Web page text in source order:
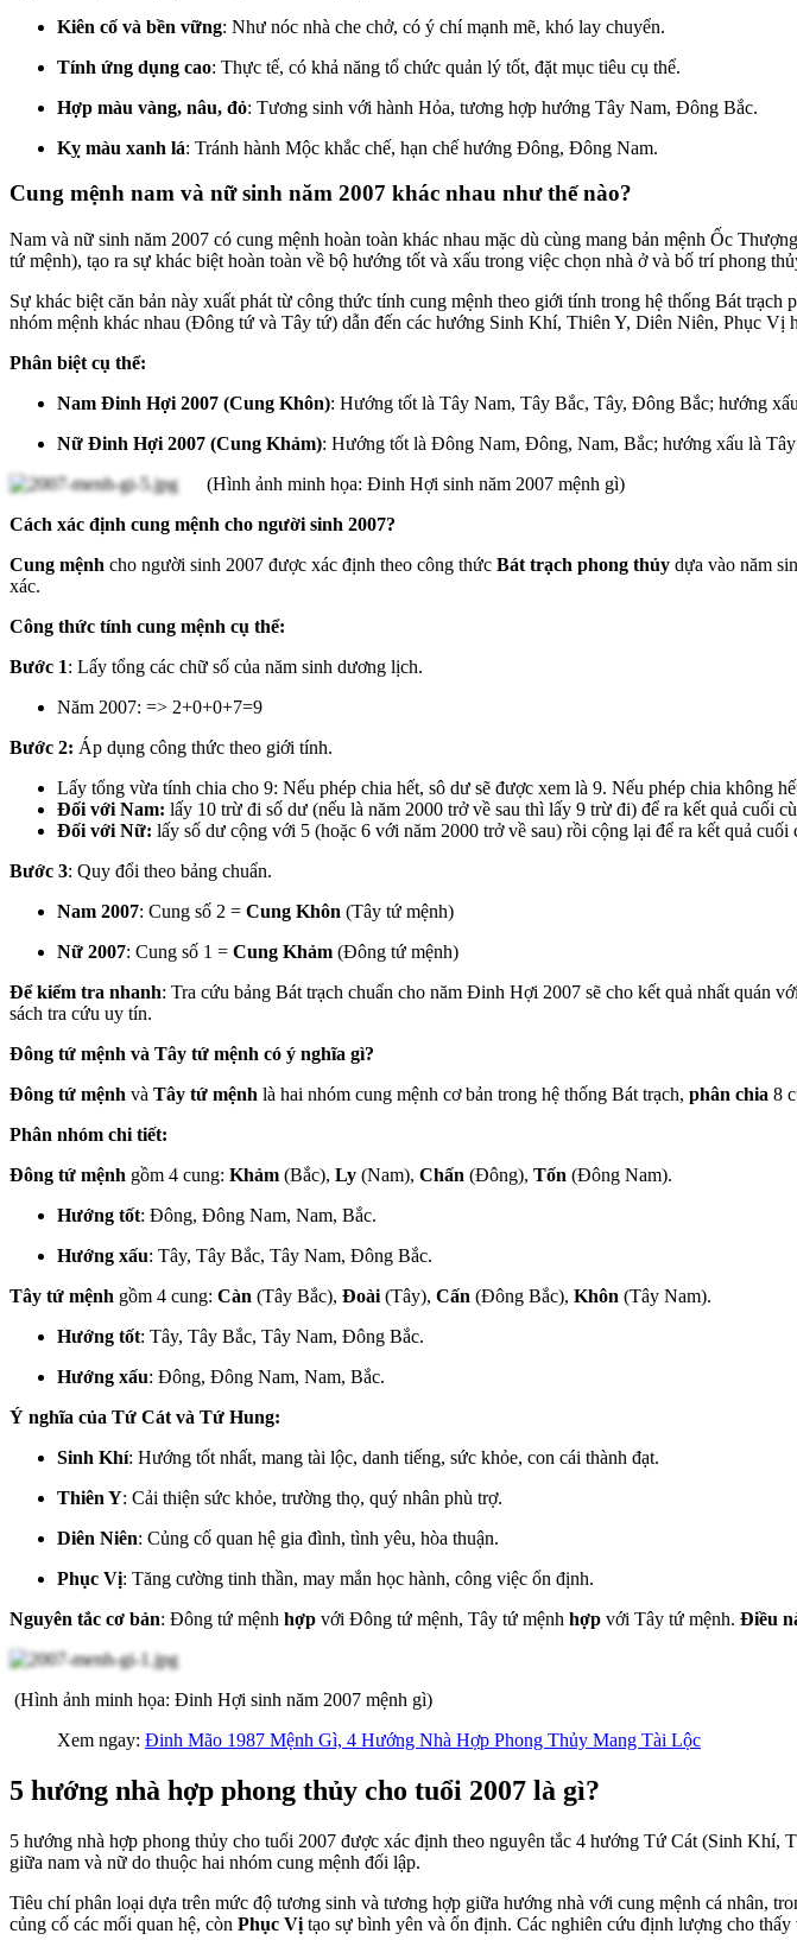
Kiên cố và bền vững: Như nóc nhà che chở, có ý chí mạnh mẽ, khó lay chuyển.
Tính ứng dụng cao: Thực tế, có khả năng tổ chức quản lý tốt, đặt mục tiêu cụ thể.
Hợp màu vàng, nâu, đỏ: Tương sinh với hành Hỏa, tương hợp hướng Tây Nam, Đông Bắc.
Kỵ màu xanh lá: Tránh hành Mộc khắc chế, hạn chế hướng Đông, Đông Nam.
Cung mệnh nam và nữsinh năm 2007 khác nhau như thếnào?
Nam và nữ sinh năm 2007 có cung mệnh hoàn toàn khác nhau mặc dù cùng mang bản mệnh Ốc
tứ mệnh), tạo ra sự khác biệt hoàn toàn về bộ hướng tốt và xấu trong việc chọn nhà ởvà bố trí phong thủ
Sự khác biệt căn bản này xuất phát từ công thức tính cung mệnh theo giới tính trong hệ thống Bát trạch
nhóm mệnh khác nhau (Đông tứ và Tây tứ) dẫn đến các hướng Sinh Khí, Thiên Y, Diên Niên, Phục Vị
Phân biệt cụ thể:
Nam Đinh Hợi 2007 (Cung Khôn): Hướng tốt là Tây Nam, Tây Bắc, Tây, Đông Bắc; hướng
Nữ Đinh Hợi 2007 (Cung Khảm): Hướng tốt là Đông Nam, Đông, Nam, Bắc; hướng xấu là
(Hình ảnh minh họa: Đinh Hợi sinh năm 2007 mệnh gì)
Cách xác định cung mệnh cho người sinh 2007?
Cung mệnh cho người sinh 2007 được xác định theo công thức Bát trạch phong thủy dựa vào năm
xác.
Công thức tính cung mệnh cụ thể:
Bước 1: Lấy tổng các chữ số của năm sinh dương lịch.
Năm 2007: => 2+0+0+7=9
Bước 2: Áp dụng công thức theo giới tính.
Lấy tổng vừa tính chia cho 9: Nếu phép chia hết, sô dư sẽ được xem là 9. Nếu phép chia không
Đối với Nam: lấy 10 trừ đi số dư (nếu là năm 2000 trở về sau thì lấy 9 trừ đi) để ra kết quả cuối
Đối với Nữ: lấy số dư cộng với 5 (hoặc 6 với năm 2000 trở về sau) rồi cộng lại để ra kết quả cuối
Bước 3: Quy đổi theo bảng chuẩn.
Nam 2007: Cung số 2 = Cung Khôn (Tây tứ mệnh)
Nữ 2007: Cung số 1 = Cung Khảm (Đông tứ mệnh)
Để kiểm tra nhanh: Tra cứu bảng Bát trạch chuẩn cho năm Đinh Hợi 2007 sẽ cho kết quả nhất quán
sách tra cứu uy tín.
Đông tứ mệnh và Tây tứ mệnh có ý nghĩa gì?
Đông tứ mệnh và Tây tứ mệnh là hai nhóm cung mệnh cơ bản trong hệ thống Bát trạch, phân chia 8
Phân nhóm chi tiết:
Đông tứ mệnh gồm 4 cung: Khảm (Bắc), Ly (Nam), Chấn (Đông), Tốn (Đông Nam).
Hướng tốt: Đông, Đông Nam, Nam, Bắc.
Hướng xấu: Tây, Tây Bắc, Tây Nam, Đông Bắc.
Tây tứ mệnh gồm 4 cung: Càn (Tây Bắc), Đoài (Tây), Cấn (Đông Bắc), Khôn (Tây Nam).
Hướng tốt: Tây, Tây Bắc, Tây Nam, Đông Bắc.
Hướng xấu: Đông, Đông Nam, Nam, Bắc.
Ý nghĩa của Tứ Cát và Tứ Hung:
Sinh Khí: Hướng tốt nhất, mang tài lộc, danh tiếng, sức khỏe, con cái thành đạt.
Thiên Y: Cải thiện sức khỏe, trường thọ, quý nhân phù trợ.
Diên Niên: Củng cố quan hệ gia đình, tình yêu, hòa thuận.
Phục Vị: Tăng cường tinh thần, may mắn học hành, công việc ổn định.
Nguyên tắc cơ bản: Đông tứ mệnh hợp với Đông tứ mệnh, Tây tứ mệnh hợp với Tây tứ mệnh. Điều
(Hình ảnh minh họa: Đinh Hợi sinh năm 2007 mệnh gì)
Xem ngay: Đinh Mão 1987 Mệnh Gì, 4 Hướng Nhà Hợp Phong Thủy Mang Tài Lộc
5 hướng nhà hợp phong thủy cho tuổi 2007 là gì?
5 hướng nhà hợp phong thủy cho tuổi 2007 được xác định theo nguyên tắc 4 hướng Tứ Cát (Sinh Khí,
giữa nam và nữ do thuộc hai nhóm cung mệnh đối lập.
Tiêu chí phân loại dựa trên mức độ tương sinh và tương hợp giữa hướng nhà với cung mệnh cá nhân,
củng cố các mối quan hệ, còn Phục Vị tạo sự bình yên và ổn định. Các nghiên cứu định lượng cho